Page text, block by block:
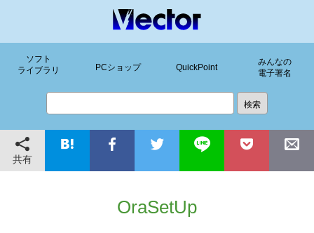
ソフト
ライブラリ
PCショップ QuickPoint
みんなの
電子署名
共有
OraSetUp